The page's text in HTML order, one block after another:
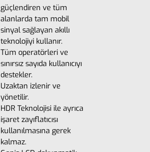
güçlendiren ve tüm
alanlarda tam mobil
sinyal sağlayan akıllı
teknolojiyi kullanır.
Tüm operatörleri ve
sınırsız sayıda kullanıcıyı
destekler.
Uzaktan izlenir ve
yönetilir.
HDR Teknolojisi ile ayrıca
işaret zayıflatıcısı
kullanılmasına gerek
kalmaz.